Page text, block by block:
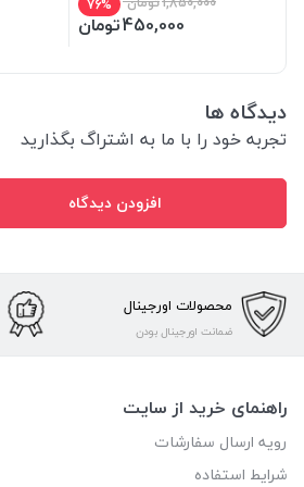
76%
450,000تومان
دیدگاه ها
تجربه خود را با ما به اشتراگ بگذارید
افزودن دیدگاه
محصولات اورجینال
ضمانت اورجینال بودن
راهنمای خرید از سایت
رویه ارسال سفارشات
شرایط استفاده